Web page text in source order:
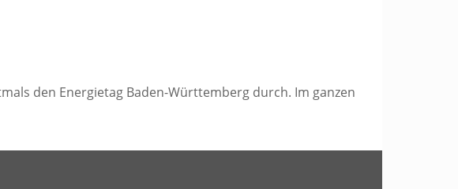
den Energietag Baden-Württemberg durch. Im ganzen